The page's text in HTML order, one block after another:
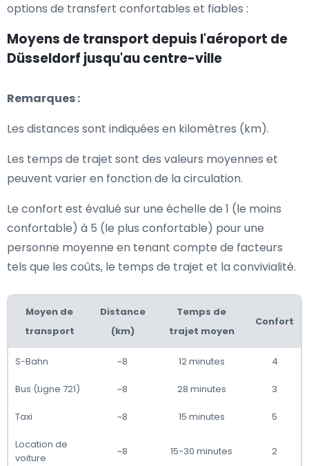
options de transfert confortables et fiables :
Moyens de transport depuis l'aéroport de
Düsseldorf jusqu'au centre-ville
Remarques :
Les distances sont indiquées en kilomètres (km).
Les temps de trajet sont des valeurs moyennes et
peuvent varier en fonction de la circulation.
Le confort est évalué sur une échelle de 1 (le moins
confortable) à 5 (le plus confortable) pour une
personne moyenne en tenant compte de facteurs
tels que les coûts, le temps de trajet et la convivialité.
Moyen de
transport
Distance
(km)
Temps de
trajet moyen
Confort
S-Bahn ~8 12 minutes 4
Bus (Ligne 721) ~8 28 minutes 3
Taxi ~8 15 minutes 5
Location de
voiture
~8 15-30 minutes 2